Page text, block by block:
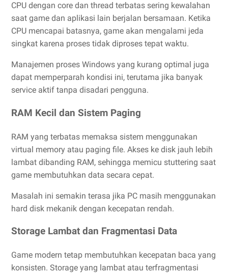
CPU dengan core dan thread terbatas sering kewalahan
saat game dan aplikasi lain berjalan bersamaan. Ketika
CPU mencapai batasnya, game akan mengalami jeda
singkat karena proses tidak diproses tepat waktu.
Manajemen proses Windows yang kurang optimal juga
dapat memperparah kondisi ini, terutama jika banyak
service aktif tanpa disadari pengguna.
RAM Kecil dan Sistem Paging
RAM yang terbatas memaksa sistem menggunakan
virtual memory atau paging file. Akses ke disk jauh lebih
lambat dibanding RAM, sehingga memicu stuttering saat
game membutuhkan data secara cepat.
Masalah ini semakin terasa jika PC masih menggunakan
hard disk mekanik dengan kecepatan rendah.
Storage Lambat dan Fragmentasi Data
Game modern tetap membutuhkan kecepatan baca yang
konsisten. Storage yang lambat atau terfragmentasi